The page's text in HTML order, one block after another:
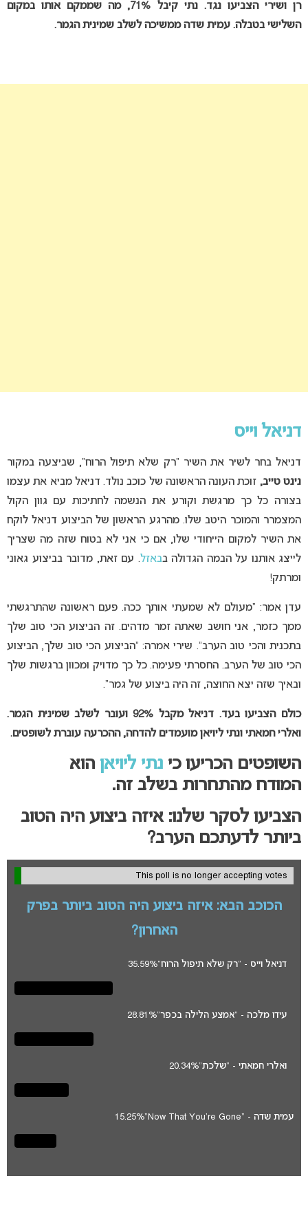
רן ושירי הצביעו נגד. נתי קיבל 71%, מה שממקם אותו במקום
השלישי בטבלה. עמית שדה ממשיכה לשלב שמינית הגמר.
דניאל וייס
דניאל בחר לשיר את השיר “רק שלא תיפול הרוח”, שביצעה במקור
נינט טייב, זוכת העונה הראשונה של כוכב נולד. דניאל מביא את עצמו
בצורה כל כך מרגשת וקורע את הנשמה לחתיכות עם גוון הקול
המצמרר והמוכר היטב שלו. מהרגע הראשון של הביצוע דניאל לוקח
את השיר למקום הייחודי שלו, אם כי אני לא בטוח שזה מה שצריך
לייצג אותנו על הבמה הגדולה בבאזל. עם זאת, מדובר בביצוע גאוני
ומרתק!
עדן אמר: “מעולם לא שמעתי אותך ככה. פעם ראשונה שהתרגשתי
ממך כזמר, אני חושב שאתה זמר מדהים. זה הביצוע הכי טוב שלך
בתכנית והכי טוב הערב”. שירי אמרה: “הביצוע הכי טוב שלך, הביצוע
הכי טוב של הערב. החסרתי פעימה. כל כך מדויק ומכוון ברגשות שלך
ובאיך שזה יצא החוצה, זה היה ביצוע של גמר”.
כולם הצביעו בעד. דניאל מקבל 92% ועובר לשלב שמינית הגמר.
ואלרי חמאתי ונתי ליויאן מועמדים להדחה, ההכרעה עוברת לשופטים.
השופטים הכריעו כי נתי ליויאןהוא
המודחמהתחרות בשלב זה.
הצביעו לסקר שלנו: איזה ביצוע היה הטוב
ביותר לדעתכם הערב?
This poll is no longer accepting votes
הכוכב הבא: איזה ביצוע היה הטוב ביותר בפרק
האחרון?
דניאל וייס - "רק שלא תיפול הרוח"35.59%
עידו מלכה - "אמצע הלילה בכפר"28.81%
ואלרי חמאתי - "שלכת"20.34%
עמית שדה - "Now That You're Gone" 15.25%